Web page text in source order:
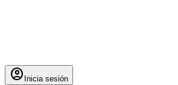
account_circle Inicia sesión